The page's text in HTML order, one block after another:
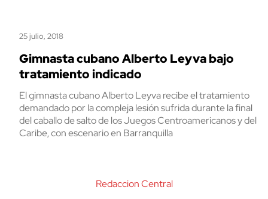
25 julio, 2018
Gimnasta cubano Alberto Leyva bajo
tratamiento indicado
El gimnasta cubano Alberto Leyva recibe el tratamiento
demandado por la compleja lesión sufrida durante la final
del caballo de salto de los Juegos Centroamericanos y del
Caribe, con escenario en Barranquilla
Redaccion Central